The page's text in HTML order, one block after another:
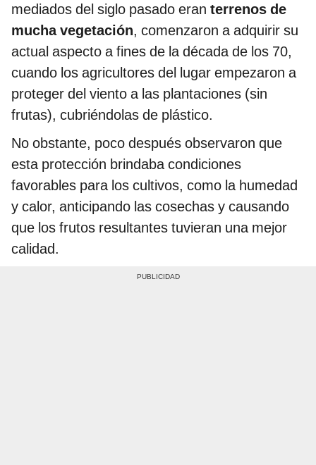
mediados del siglo pasado eran terrenos de
mucha vegetación, comenzaron a adquirir su
actual aspecto a fines de la década de los 70,
cuando los agricultores del lugar empezaron a
proteger del viento a las plantaciones (sin
frutas), cubriéndolas de plástico.
No obstante, poco después observaron que
esta protección brindaba condiciones
favorables para los cultivos, como la humedad
y calor, anticipando las cosechas y causando
que los frutos resultantes tuvieran una mejor
calidad.